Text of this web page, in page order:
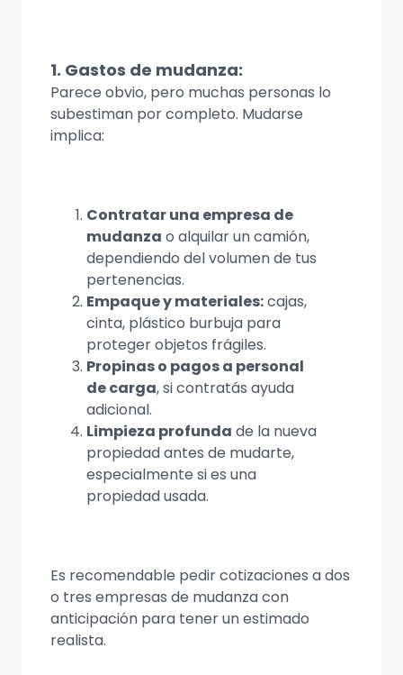
1. Gastos de mudanza:
Parece obvio, pero muchas personas lo
subestiman por completo. Mudarse
implica:
Contratar una empresa de
mudanza o alquilar un camión,
dependiendo del volumen de tus
pertenencias.
Empaque y materiales:cajas,
cinta, plástico burbuja para
proteger objetos frágiles.
Propinas o pagos a personal
de carga, si contratás ayuda
adicional.
Limpieza profunda de la nueva
propiedad antes de mudarte,
especialmente si es una
propiedad usada.
Es recomendable pedir cotizaciones a dos
o tres empresas de mudanza con
anticipación para tener un estimado
realista.